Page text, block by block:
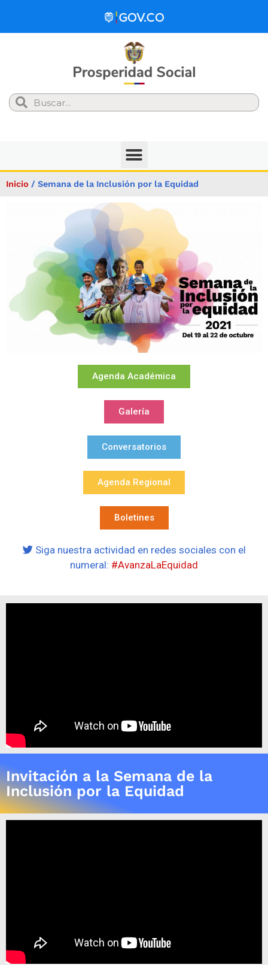
Search
Inicio / Semana de la Inclusión por la Equidad
Agenda Académica
Galería
Conversatorios
Agenda Regional
Boletines
Siga nuestra actividad en redes sociales con el
numeral: #AvanzaLaEquidad
Invitación a la Semana de la
Inclusión por la Equidad